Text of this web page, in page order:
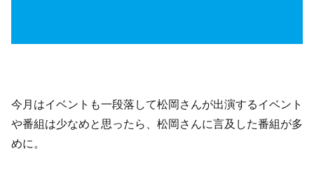
今月はイベントも一段落して松岡さんが出演するイベント
や番組は少なめと思ったら、松岡さんに言及した番組が多
めに。